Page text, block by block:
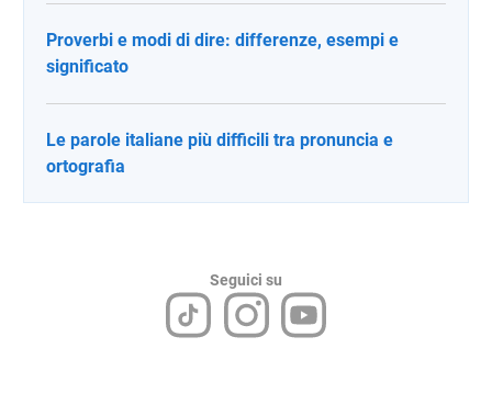
Proverbi e modi di dire: differenze, esempi e
significato
Le parole italiane più difficili tra pronuncia e
ortografia
Seguici su